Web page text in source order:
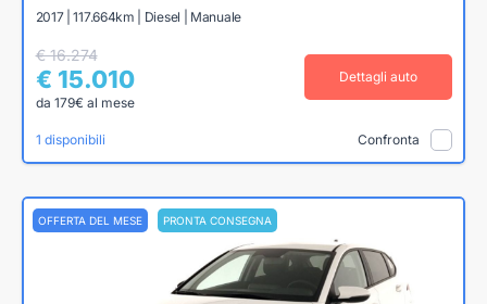
2017 | 117.664km | Diesel | Manuale
€ 16.274
€ 15.010
da 179€ al mese
Dettagli auto
1 disponibili Confronta
OFFERTA DEL MESE PRONTA CONSEGNA